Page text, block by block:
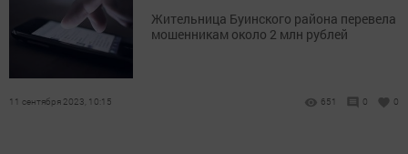
Жительница Буинского района перевела
мошенникам около 2 млн рублей
11 сентября 2023, 10:15 651 0 0